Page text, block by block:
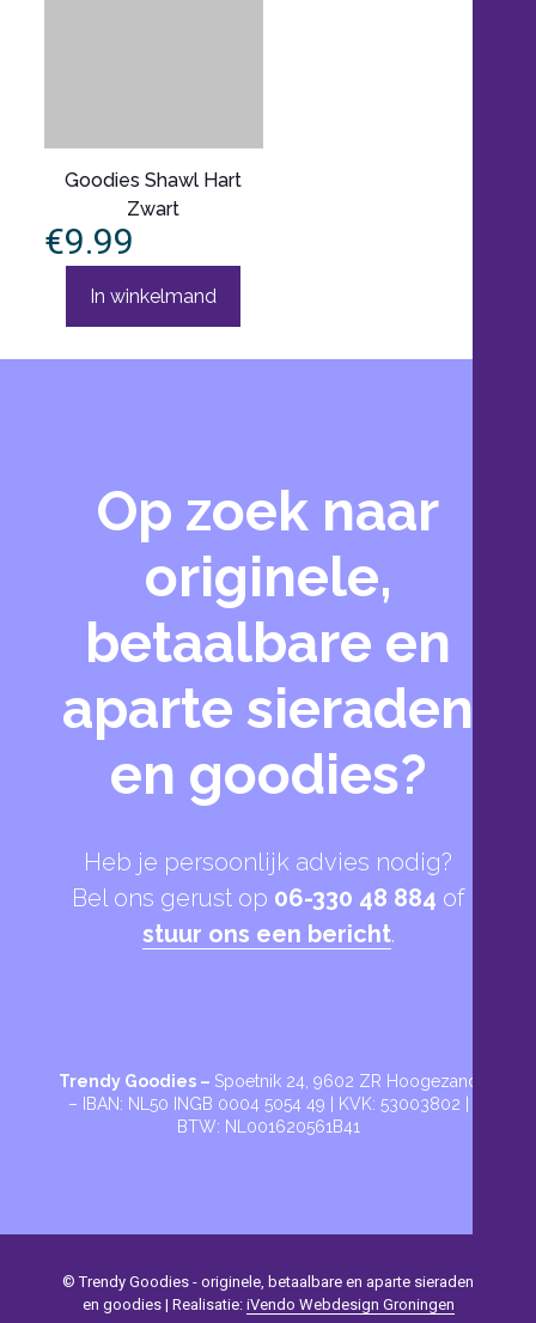
Op zoek naar
originele,
aparte sieraden
en goodies?
Heb je persoonlijk advies nodig?
Bel ons gerust op 06-330 48 884of
stuur ons een bericht.
Trendy Goodies –
Spoetnik 24, 9602 ZR Hoogezand
– IBAN: NL50 INGB 0004 5054 49 | KVK: 53003802 |
BTW: NL001620561B41
© Trendy Goodies - originele, betaalbare en aparte sieraden
en goodies | Realisatie:iVendo Webdesign Groningen
Privacy